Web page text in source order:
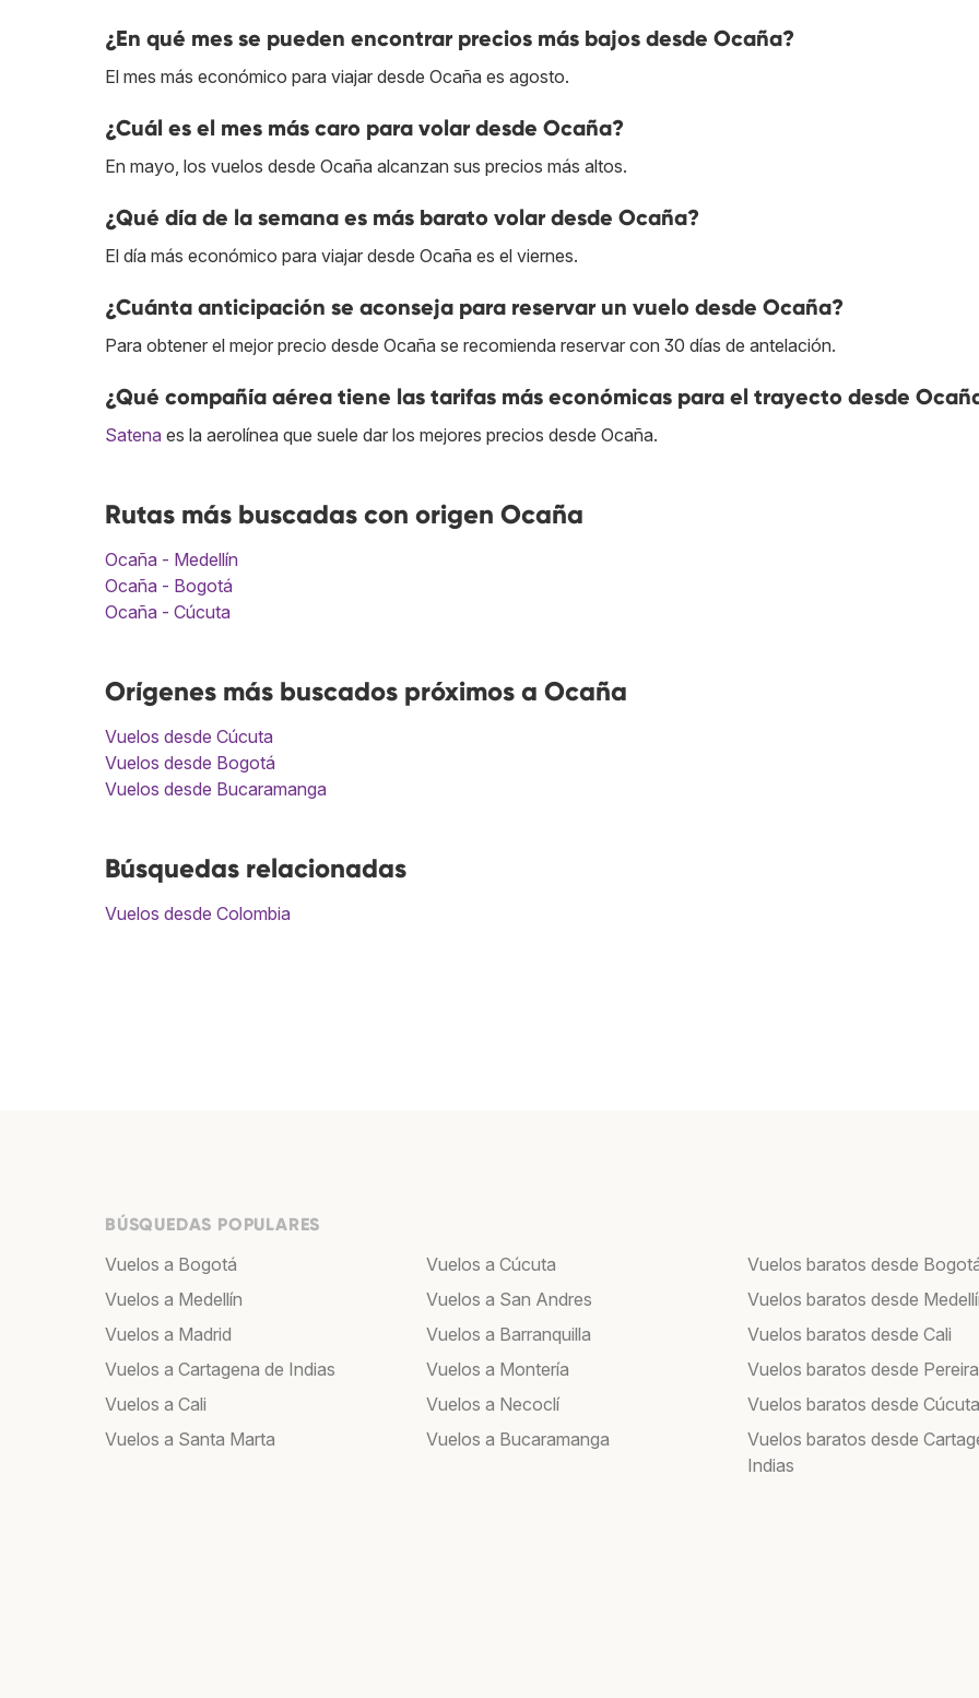
¿En qué mes se pueden encontrar precios más bajos desde Ocaña?
El mes más económico para viajar desde Ocaña es agosto.
¿Cuál es el mes más caro para volar desde Ocaña?
En mayo, los vuelos desde Ocaña alcanzan sus precios más altos.
¿Qué día de la semana es más barato volar desde Ocaña?
El día más económico para viajar desde Ocaña es el viernes.
¿Cuánta anticipación se aconseja para reservar un vuelo desde Ocaña?
Para obtener el mejor precio desde Ocaña se recomienda reservar con 30 días de antelación.
¿Qué compañía aérea tiene las tarifas más económicas para el trayecto desde
Satena es la aerolínea que suele dar los mejores precios desde Ocaña.
Rutas más buscadas con origen Ocaña
Ocaña - Medellín
Ocaña - Bogotá
Ocaña - Cúcuta
Orígenes más buscados próximos a Ocaña
Vuelos desde Cúcuta
Vuelos desde Bogotá
Vuelos desde Bucaramanga
Búsquedas relacionadas
Vuelos desde Colombia
BÚSQUEDAS POPULARES
Vuelos a Bogotá
Vuelos a Medellín
Vuelos a Madrid
Vuelos a Cartagena de Indias
Vuelos a Cali
Vuelos a Santa Marta
Vuelos a Cúcuta
Vuelos a San Andres
Vuelos a Barranquilla
Vuelos a Montería
Vuelos a Necoclí
Vuelos a Bucaramanga
Vuelos baratos desde
Vuelos baratos desde
Vuelos baratos desde Cali
Vuelos baratos desde Pereira
Vuelos baratos desde Cúcuta
Vuelos baratos desde
Indias